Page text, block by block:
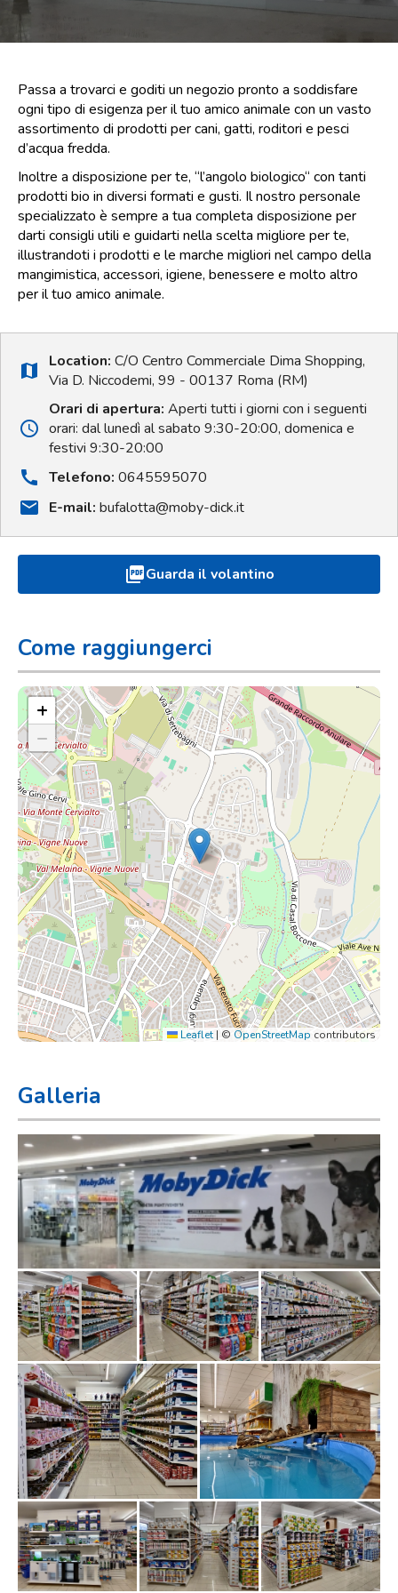
vendita
e
news
Passa a trovarci e goditi un negozio pronto a soddisfare
ogni tipo di esigenza per il tuo amico animale con un vasto
assortimento di prodotti per cani, gatti, roditori e pesci
d’acqua fredda.
Inoltre a disposizione per te, “l’angolo biologico“ con tanti
prodotti bio in diversi formati e gusti. Il nostro personale
specializzato è sempre a tua completa disposizione per
darti consigli utili e guidarti nella scelta migliore per te,
illustrandoti i prodotti e le marche migliori nel campo della
mangimistica, accessori, igiene, benessere e molto altro
per il tuo amico animale.
map Location: C/O Centro Commerciale Dima Shopping,
Via D. Niccodemi, 99 - 00137 Roma (RM)
schedule
Orari di apertura: Aperti tutti i giorni con i seguenti
orari: dal lunedì al sabato 9:30-20:00, domenica e
festivi 9:30-20:00
call Telefono: 0645595070
mail E-mail: bufalotta@moby-dick.it
picture_as_pdfGuarda il volantino
Come raggiungerci
+
−
Leaflet | © OpenStreetMap contributors
Galleria